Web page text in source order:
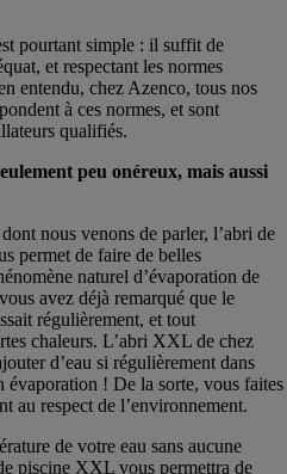
pourtant simple : il suffit de
et respectant les normes
entendu, chez Azenco, tous nos
à ces normes, et sont
qualifiés.
peu onéreux, mais aussi
nous venons de parler, l’abri de
permet de faire de belles
naturel d’évaporation de
avez déjà remarqué que le
régulièrement, et tout
chaleurs. L’abri XXL de chez
d’eau si régulièrement dans
évaporation ! De la sorte, vous faites
au respect de l’environnement.
de votre eau sans aucune
piscine XXL vous permettra de